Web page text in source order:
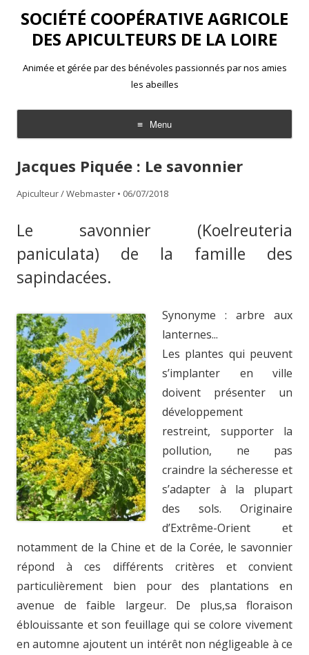
SOCIÉTÉ COOPÉRATIVE AGRICOLE
DES APICULTEURS DE LA LOIRE
Animée et gérée par des bénévoles passionnés par nos amies
les abeilles
Menu
Aller
contenu
Jacques Piquée : Le savonnier
Apiculteur / Webmaster • 06/07/2018
Le savonnier (Koelreuteria
paniculata) de la famille des
sapindacées.
Synonyme : arbre aux
lanternes...
Les plantes qui peuvent
s’implanter en ville
doivent présenter un
développement
restreint, supporter la
pollution, ne pas
craindre la sécheresse et
s’adapter à la plupart
des sols. Originaire
d’Extrême-Orient et
notamment de la Chine et de la Corée, le savonnier
répond à ces différents critères et convient
particulièrement bien pour des plantations en
avenue de faible largeur. De plus,sa floraison
éblouissante et son feuillage qui se colore vivement
en automne ajoutent un intérêt non négligeable à ce